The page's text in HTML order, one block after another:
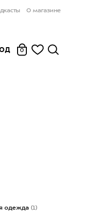
О магазине
0
одежда (1)